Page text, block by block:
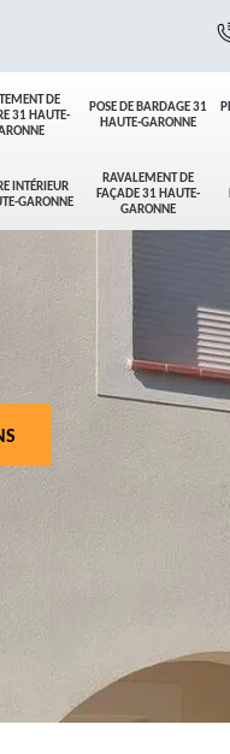
DE
31 HAUTE-
POSE DE BARDAGE 31
HAUTE-GARONNE
INTÉRIEUR
GARONNE
RAVALEMENT DE
FAÇADE 31 HAUTE-
GARONNE